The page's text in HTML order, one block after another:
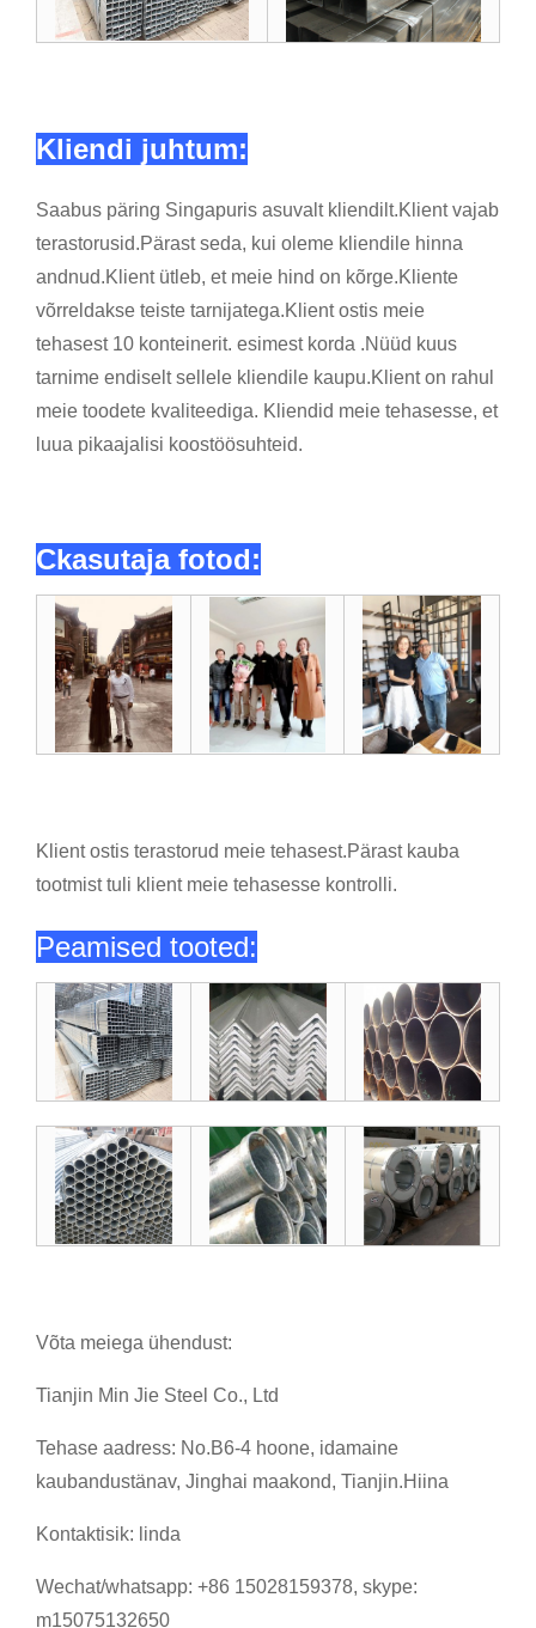
Kliendi juhtum:
Saabus päring Singapuris asuvalt kliendilt.Klient vajab
terastorusid.Pärast seda, kui oleme kliendile hinna
andnud.Klient ütleb, et meie hind on kõrge.Kliente
võrreldakse teiste tarnijatega.Klient ostis meie
tehasest 10 konteinerit. esimest korda .Nüüd kuus
tarnime endiselt sellele kliendile kaupu.Klient on rahul
meie toodete kvaliteediga. Kliendid meie tehasesse, et
luua pikaajalisi koostöösuhteid.
Ckasutaja fotod:
Klient ostis terastorud meie tehasest.Pärast kauba
tootmist tuli klient meie tehasesse kontrolli.
Peamised tooted:
Võta meiega ühendust:
Tianjin Min Jie Steel Co., Ltd
Tehase aadress: No.B6-4 hoone, idamaine
kaubandustänav, Jinghai maakond, Tianjin.Hiina
Kontaktisik: linda
Wechat/whatsapp: +86 15028159378, skype:
m15075132650